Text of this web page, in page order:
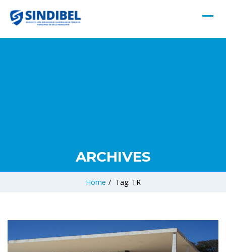
ARCHIVES
Home / Tag: TR